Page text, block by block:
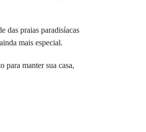
das praias paradisíacas
mais especial.
para manter sua casa,